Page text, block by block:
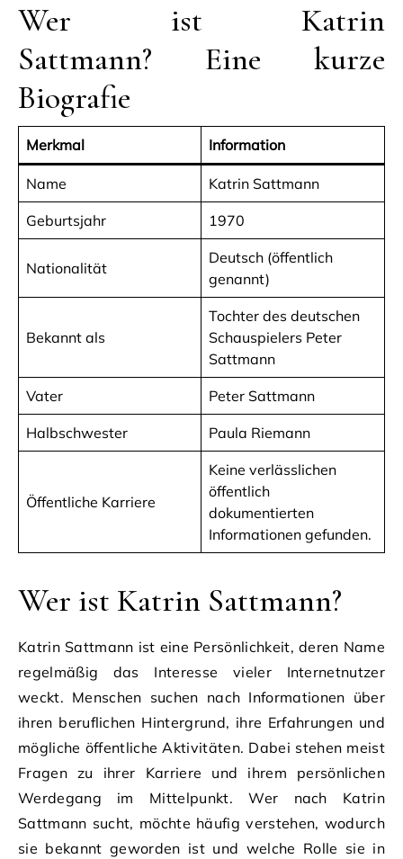
Wer ist Katrin
Sattmann? Eine kurze
Biografie
Merkmal Information
Name Katrin Sattmann
Geburtsjahr 1970
Nationalität
Deutsch (öffentlich
genannt)
Bekannt als
Tochter des deutschen
Schauspielers Peter
Sattmann
Vater Peter Sattmann
Halbschwester Paula Riemann
Öffentliche Karriere
Keine verlässlichen
öffentlich
dokumentierten
Informationen gefunden.
Wer ist Katrin Sattmann?
Katrin Sattmann ist eine Persönlichkeit, deren Name
regelmäßig das Interesse vieler Internetnutzer
weckt. Menschen suchen nach Informationen über
ihren beruflichen Hintergrund, ihre Erfahrungen und
mögliche öffentliche Aktivitäten. Dabei stehen meist
Fragen zu ihrer Karriere und ihrem persönlichen
Werdegang im Mittelpunkt. Wer nach Katrin
Sattmann sucht, möchte häufig verstehen, wodurch
sie bekannt geworden ist und welche Rolle sie in